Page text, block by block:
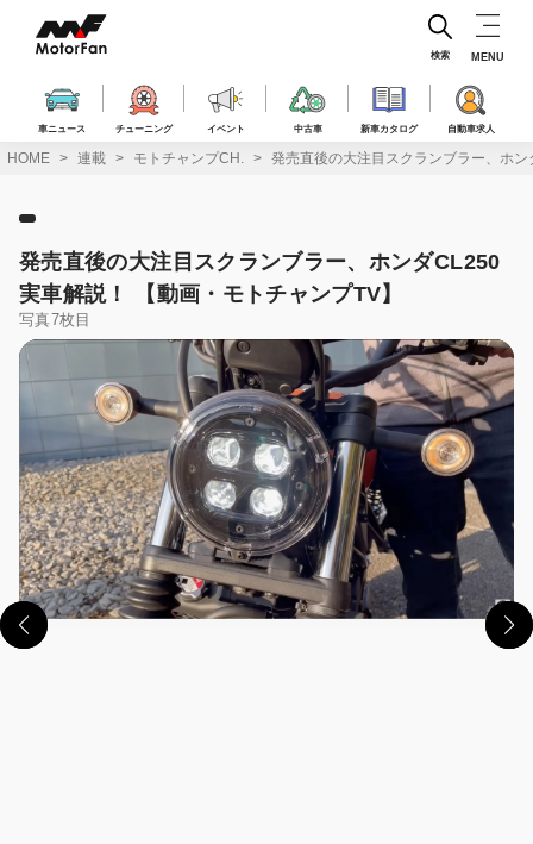
ス
車ニュース チューニング イベント 中古車 新車カタログ 自動車求人
検索 MENU
HOME 連載 モトチャンプCH. 発売直後の大注目スクランブラー、ホ
発売直後の大注目スクランブラー、ホンダCL250
実車解説！ 【動画・モトチャンプTV】
写真7枚目